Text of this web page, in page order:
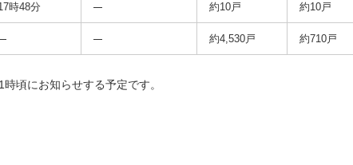
時48分 約10戸 約10戸
約4,530戸 約710戸
頃にお知らせする予定です。